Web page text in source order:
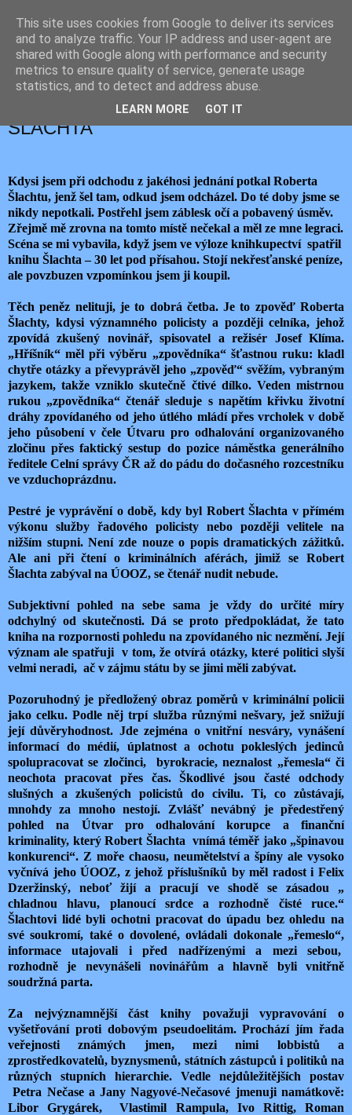
JEMELIK ZDENĚK
neděle 17. května 2020
VARIACE NA TÉMA ROBERT
ŠLACHTA
Kdysi jsem při odchodu z jakéhosi jednání potkal Roberta
Šlachtu, jenž šel tam, odkud jsem odcházel. Do té doby jsme se
nikdy nepotkali. Postřehl jsem záblesk očí a pobavený úsměv.
Zřejmě mě zrovna na tomto místě nečekal a měl ze mne legraci.
Scéna se mi vybavila, když jsem ve výloze knihkupectví spatřil
knihu Šlachta – 30 let pod přísahou. Stojí nekřesťanské peníze,
ale povzbuzen vzpomínkou jsem ji koupil.
Těch peněz nelituji, je to dobrá četba. Je to zpověď Roberta
Šlachty, kdysi významného policisty a později celníka, jehož
zpovídá zkušený novinář, spisovatel a režisér Josef Klíma.
„Hříšník“ měl při výběru „zpovědníka“ šťastnou ruku: kladl
chytře otázky a převyprávěl jeho „zpověď“ svěžím, vybraným
jazykem, takže vzniklo skutečně čtivé dílko. Veden mistrnou
rukou „zpovědníka“ čtenář sleduje s napětím křivku životní
dráhy zpovídaného od jeho útlého mládí přes vrcholek v době
jeho působení v čele Útvaru pro odhalování organizovaného
zločinu přes faktický sestup do pozice náměstka generálního
ředitele Celní správy ČR až do pádu do dočasného rozcestníku
ve vzduchoprázdnu.
Pestré je vyprávění o době, kdy byl Robert Šlachta v přímém
výkonu služby řadového policisty nebo později velitele na
nižším stupni. Není zde nouze o popis dramatických zážitků.
Ale ani při čtení o kriminálních aférách, jimiž se Robert
Šlachta zabýval na ÚOOZ, se čtenář nudit nebude.
Subjektivní pohled na sebe sama je vždy do určité míry
odchylný od skutečnosti. Dá se proto předpokládat, že tato
kniha na rozpornosti pohledu na zpovídaného nic nezmění. Její
význam ale spatřuji v tom, že otvírá otázky, které politici slyší
velmi neradi, ač v zájmu státu by se jimi měli zabývat.
Pozoruhodný je předložený obraz poměrů v kriminální policii
jako celku. Podle něj trpí služba různými nešvary, jež snižují
její důvěryhodnost. Jde zejména o vnitřní nesváry, vynášení
informací do médií, úplatnost a ochotu pokleslých jedinců
spolupracovat se zločinci,
byrokracie, neznalost „řemesla“ či
neochota pracovat přes čas. Škodlivé jsou časté odchody
slušných a zkušených policistů do civilu. Ti, co zůstávají,
mnohdy za mnoho nestojí. Zvlášť nevábný je předestřený
pohled na Útvar pro odhalování korupce a finanční
kriminality, který Robert Šlachta vnímá téměř jako „špinavou
konkurenci“. Z moře chaosu, neumětelství a špíny ale vysoko
vyčnívá jeho ÚOOZ, z jehož příslušníků by měl radost i Felix
Dzeržinský, neboť žijí a pracují ve shodě se zásadou „
chladnou hlavu, planoucí srdce a rozhodně čisté ruce.“
Šlachtovi lidé byli ochotni pracovat do úpadu bez ohledu na
své soukromí, také o dovolené, ovládali dokonale „řemeslo“,
informace utajovali i před nadřízenými a mezi sebou,
rozhodně je nevynášeli novinářům a hlavně byli vnitřně
soudržná parta.
Za nejvýznamnější část knihy považuji vypravování o
vyšetřování proti dobovým pseudoelitám. Prochází jím řada
veřejnosti známých jmen, mezi nimi lobbistů a
zprostředkovatelů, byznysmenů, státních zástupců i politiků na
různých stupních hierarchie. Vedle nejdůležitějších postav
Petra Nečase a Jany Nagyové-Nečasové jmenuji namátkově:
Libor Grygárek,
Vlastimil Rampula, Ivo Rittig, Roman
This site uses cookies from Google to deliver its services
and to analyze traffic. Your IP address and user-agent are
shared with Google along with performance and security
metrics to ensure quality of service, generate usage
statistics, and to detect and address abuse.
LEARN MORE GOT IT